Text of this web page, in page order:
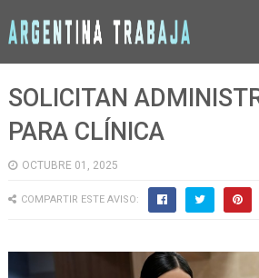
SOLICITAN
PARA CLÍNICA
OCTUBRE 01, 2025
COMPARTIR ESTE AVISO: